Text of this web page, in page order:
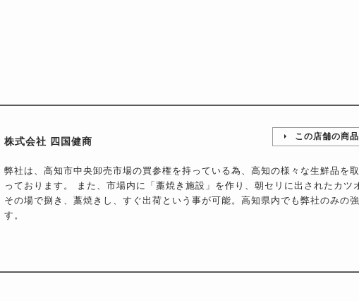
株式会社 四国健商 この店舗の商
弊社は、高知市中央卸売市場の買参権を持っている為、高知の様々な生鮮品を
っております。 また、市場内に「藁焼き施設」を作り、朝セリに出されたカツ
その場で捌き、藁焼きし、すぐ出荷という事が可能。高知県内でも弊社のみの
す。